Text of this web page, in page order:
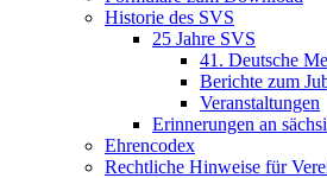
Historie des SVS
25 Jahre SVS
41. Deutsche
Berichte zum
Veranstaltungen
Erinnerungen an
Ehrencodex
Rechtliche Hinweise für